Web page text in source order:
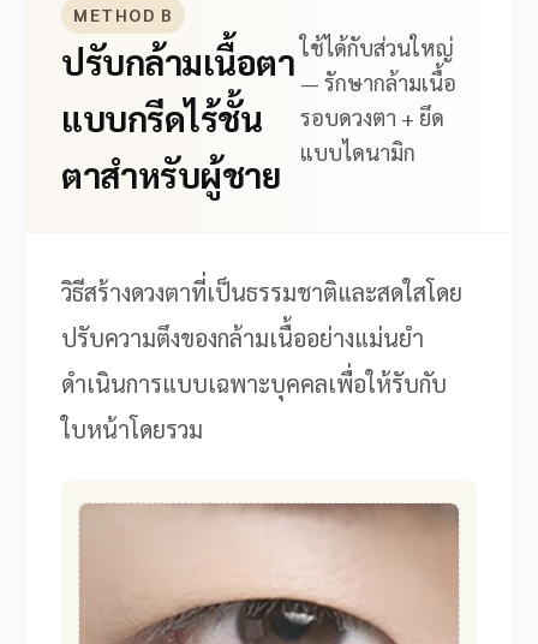
METHOD B
ปรับกล้ามเนื้อตา
แบบกรีดไร้ชั้น
ตาสำหรับผู้ชาย
ใช้ได้กับส่วนใหญ่
— รักษากล้ามเนื้อ
รอบดวงตา + ยึด
แบบไดนามิก
วิธีสร้างดวงตาที่เป็นธรรมชาติและสดใสโดย
ปรับความตึงของกล้ามเนื้ออย่างแม่นยำ
ดำเนินการแบบเฉพาะบุคคลเพื่อให้รับกับ
ใบหน้าโดยรวม